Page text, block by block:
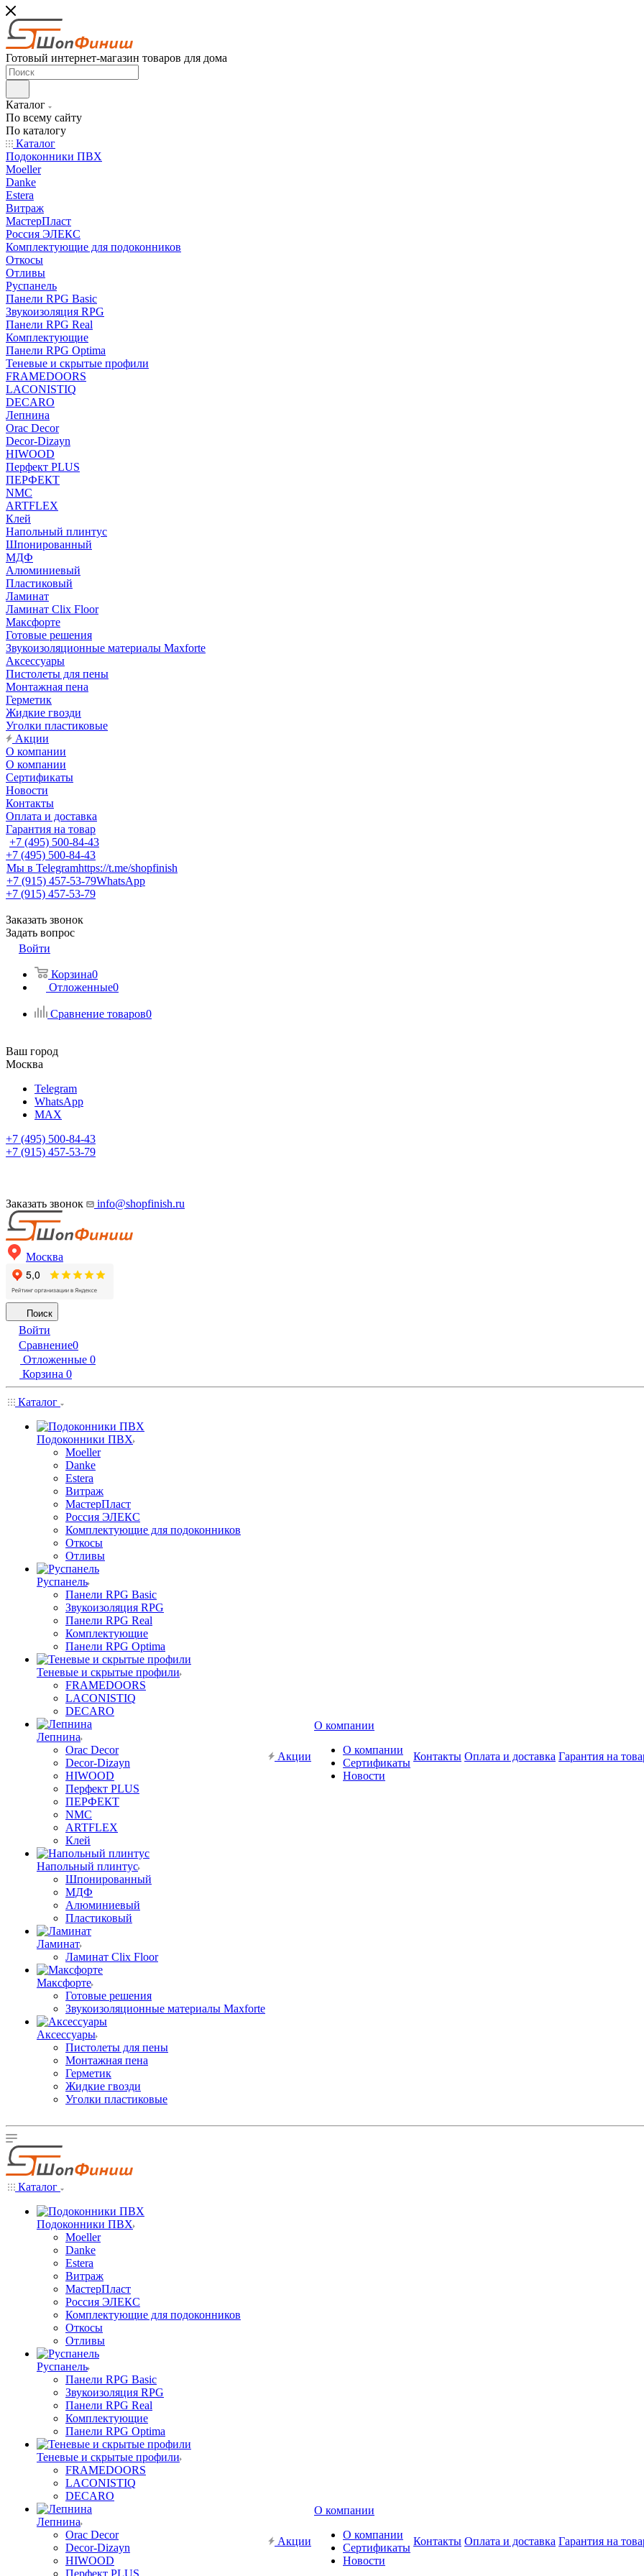
Готовый интернет-магазин товаров для дома
Каталог
По всему сайту
По каталогу
Каталог
Подоконники ПВХ
Moeller
Danke
Estera
Витраж
МастерПласт
Россия ЭЛЕКС
Комплектующие для подоконников
Откосы
Отливы
Руспанель
Панели RPG Basic
Звукоизоляция RPG
Панели RPG Real
Комплектующие
Панели RPG Optima
Теневые и скрытые профили
FRAMEDOORS
LACONISTIQ
DECARO
Лепнина
Orac Decor
Decor-Dizayn
HIWOOD
Перфект PLUS
ПЕРФЕКТ
NMC
ARTFLEX
Клей
Напольный плинтус
Шпонированный
МДФ
Алюминиевый
Пластиковый
Ламинат
Ламинат Clix Floor
Максфорте
Готовые решения
Звукоизоляционные материалы Maxforte
Аксессуары
Пистолеты для пены
Монтажная пена
Герметик
Жидкие гвозди
Уголки пластиковые
Акции
О компании
О компании
Сертификаты
Новости
Контакты
Оплата и доставка
Гарантия на товар
+7 (495) 500-84-43
+7 (495) 500-84-43
Мы в Telegramhttps://t.me/shopfinish
+7 (915) 457-53-79WhatsApp
+7 (915) 457-53-79
Заказать звонок
Задать вопрос
Войти
Корзина0
Отложенные0
Сравнение товаров0
Ваш город
Москва
Telegram
WhatsApp
MAX
+7 (495) 500-84-43
+7 (915) 457-53-79
Заказать звонок info@shopfinish.ru
Москва
Поиск
Войти
Сравнение0
Отложенные 0
Корзина 0
Каталог
Подоконники ПВХ
Moeller
Danke
Estera
Витраж
МастерПласт
Россия ЭЛЕКС
Комплектующие для подоконников
Откосы
Отливы
Руспанель
Панели RPG Basic
Звукоизоляция RPG
Панели RPG Real
Комплектующие
Панели RPG Optima
Теневые и скрытые профили
FRAMEDOORS
LACONISTIQ
DECARO
Лепнина
Orac Decor
Decor-Dizayn
HIWOOD
Перфект PLUS
ПЕРФЕКТ
NMC
ARTFLEX
Клей
Напольный плинтус
Шпонированный
МДФ
Алюминиевый
Пластиковый
Ламинат
Ламинат Clix Floor
Максфорте
Готовые решения
Звукоизоляционные материалы Maxforte
Аксессуары
Пистолеты для пены
Монтажная пена
Герметик
Жидкие гвозди
Уголки пластиковые
Акции
О компании
О компании
Сертификаты
Новости
Контакты Оплата и доставка Гарантия на
Каталог
Подоконники ПВХ
Moeller
Danke
Estera
Витраж
МастерПласт
Россия ЭЛЕКС
Комплектующие для подоконников
Откосы
Отливы
Руспанель
Панели RPG Basic
Звукоизоляция RPG
Панели RPG Real
Комплектующие
Панели RPG Optima
Теневые и скрытые профили
FRAMEDOORS
LACONISTIQ
DECARO
Лепнина
Orac Decor
Decor-Dizayn
HIWOOD
Перфект PLUS
Акции
О компании
О компании
Сертификаты
Новости
Контакты Оплата и доставка Гарантия на